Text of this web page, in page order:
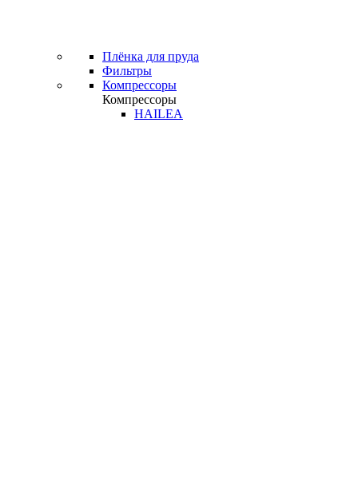
Плёнка для пруда
Фильтры
Компрессоры
Компрессоры
HAILEA